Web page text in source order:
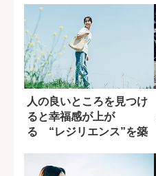
人の良いところを見つけ
ると幸福感が上が
る “レジリエンス”を築